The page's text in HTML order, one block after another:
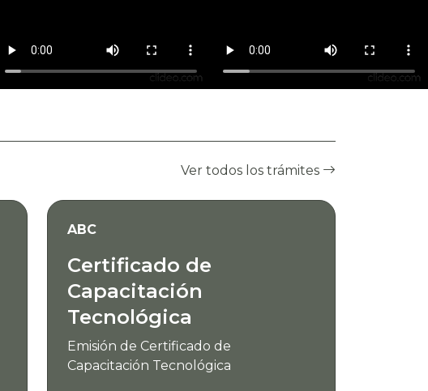
Ver todos los trámites
ABC
Certificado de
Capacitación
Tecnológica
Emisión de Certificado de
Capacitación Tecnológica